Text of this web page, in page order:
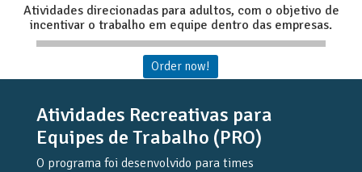
Atividades direcionadas para adultos, com o objetivo de
incentivar o trabalho em equipe dentro das empresas.
Order now!
Atividades Recreativas para
Equipes de Trabalho (PRO)
O programa foi desenvolvido para times